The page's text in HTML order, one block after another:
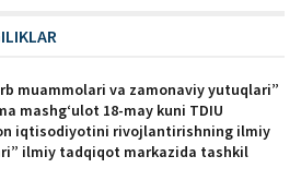
muammolari va zamonaviy yutuqlari”
mashgʻulot 18-may kuni TDIU
iqtisodiyotini rivojlantirishning ilmiy
ilmiy tadqiqot markazida tashkil